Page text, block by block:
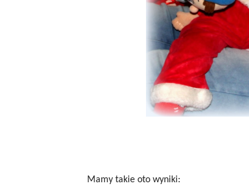
Mamy takie oto wyniki: